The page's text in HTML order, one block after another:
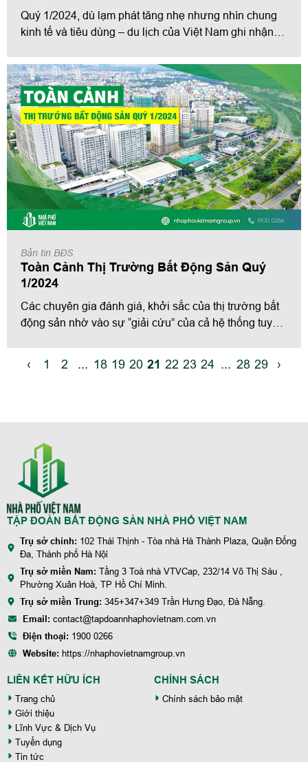
Quý 1/2024, dù lạm phát tăng nhẹ nhưng nhìn chung
kinh tế và tiêu dùng – du lịch của Việt Nam ghi nhận
và doanh thu dịch vụ tiêu dùng quý 1/2024 đạt 1.538
nghìn tỷ đồng, tăng nhẹ so với cùng kỳ 2023
Bản tin BĐS
Toàn Cảnh Thị Trường Bất Động Sản Quý
1/2024
Các chuyên gia đánh giá, khởi sắc của thị trường bất
động sản nhờ vào sự “giải cứu” của cả hệ thống tuy
‹ 1 2 ... 18 19 20 21 22 23 24 ... 28 29 ›
TẬP ĐOÀN BẤT ĐỘNG SẢN NHÀ PHỐ VIỆT NAM
Trụ sở chính: 102 Thái Thịnh - Tòa nhà Hà Thành Plaza, Quận Đống
Đa, Thành phố Hà Nội
Trụ sở miền Nam: Tầng 3 Toà nhà VTVCap, 232/14 Võ Thị Sáu ,
Phường Xuân Hoà, TP Hồ Chí Minh.
Trụ sở miền Trung: 345+347+349 Trần Hưng Đạo, Đà Nẵng.
Email: contact@tapdoannhaphovietnam.com.vn
Điện thoại: 1900 0266
Website: https://nhaphovietnamgroup.vn
LIÊN KẾT HỮU ÍCH
Trang chủ
Giới thiệu
Lĩnh Vực & Dịch Vụ
Tuyển dụng
Tin tức
CHÍNH SÁCH
Chính sách bảo mật